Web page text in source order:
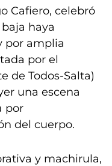
Cafiero, celebró
haya
por amplia
por el
de Todos-Salta)
una escena
por
del cuerpo.
y machirula,